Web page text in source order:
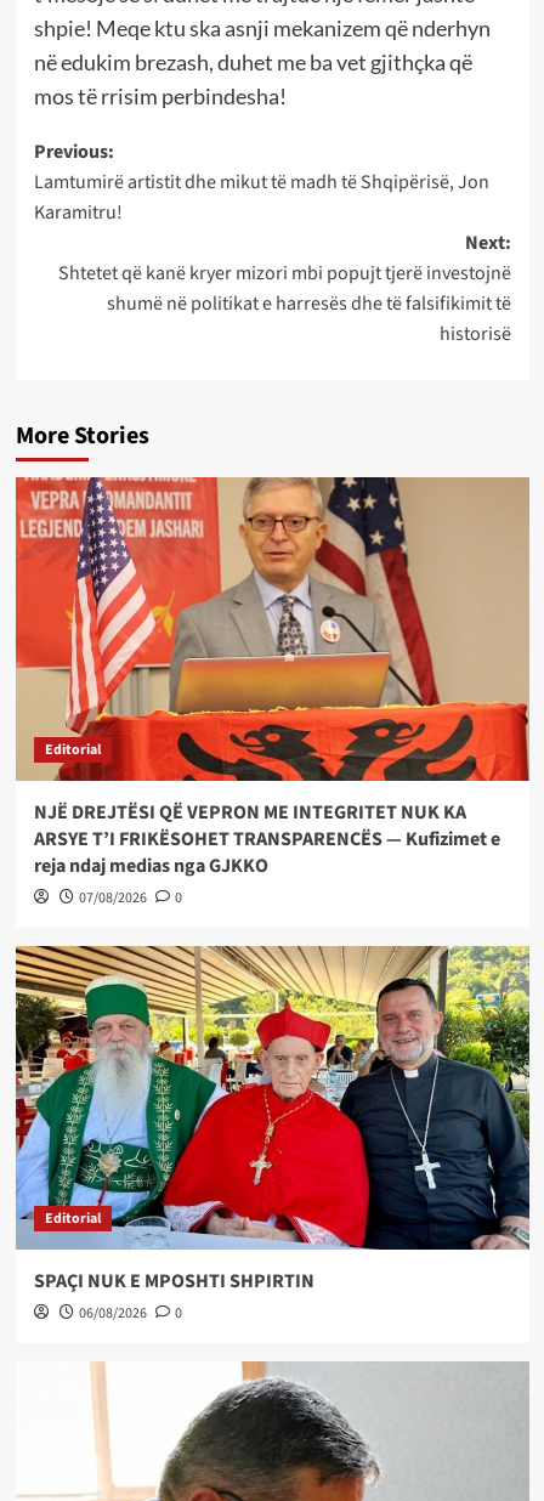
shpie! Meqe ktu ska asnji mekanizem që nderhyn
në edukim brezash, duhet me ba vet gjithçka që
mos të rrisim perbindesha!
Post
navigation
Previous:
Lamtumirë artistit dhe mikut të madh të Shqipërisë, Jon
Karamitru!
Next:
Shtetet që kanë kryer mizori mbi popujt tjerë investojnë
shumë në politikat e harresës dhe të falsifikimit të
historisë
More Stories
Editorial
NJË DREJTËSI QË VEPRON ME INTEGRITET NUK KA
ARSYE T’I FRIKËSOHET TRANSPARENCËS — Kufizimet e
reja ndaj medias nga GJKKO
07/08/2026 0
Editorial
SPAÇI NUK E MPOSHTI SHPIRTIN
06/08/2026 0